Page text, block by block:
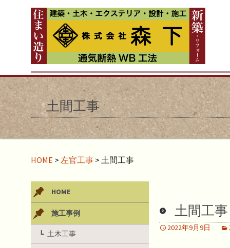
土間工事
HOME > 左官工事 > 土間工事
土間工事
2022年9月9日
HOME
施工事例
土木工事